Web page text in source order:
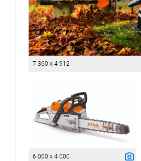
7 360 x 4 912
6 000 x 4 000